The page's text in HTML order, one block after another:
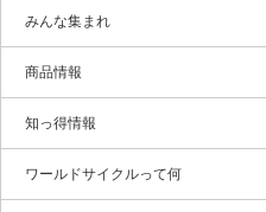
みんな集まれ
商品情報
知っ得情報
ワールドサイクルって何